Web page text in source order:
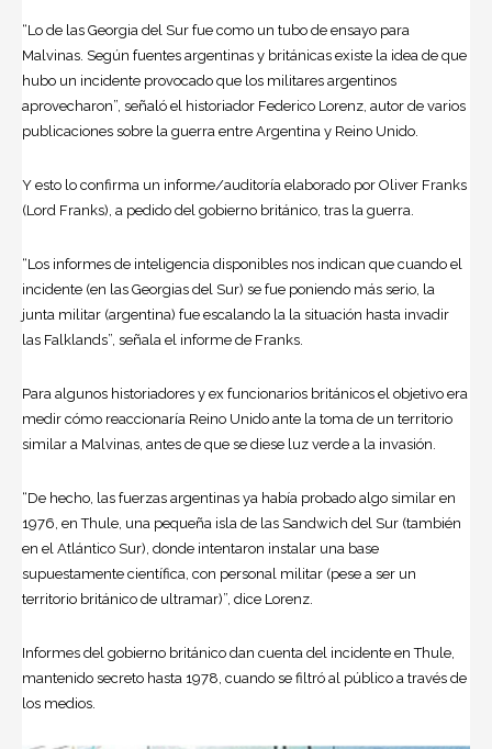
“Lo de las Georgia del Sur fue como un tubo de ensayo para
Malvinas. Según fuentes argentinas y británicas existe la idea de que
hubo un incidente provocado que los militares argentinos
aprovecharon”, señaló el historiador Federico Lorenz, autor de varios
publicaciones sobre la guerra entre Argentina y Reino Unido.
Y esto lo confirma un informe/auditoría elaborado por Oliver Franks
(Lord Franks), a pedido del gobierno británico, tras la guerra.
“Los informes de inteligencia disponibles nos indican que cuando el
incidente (en las Georgias del Sur) se fue poniendo más serio, la
junta militar (argentina) fue escalando la la situación hasta invadir
las Falklands”, señala el informe de Franks.
Para algunos historiadores y ex funcionarios británicos el objetivo era
medir cómo reaccionaría Reino Unido ante la toma de un territorio
similar a Malvinas, antes de que se diese luz verde a la invasión.
“De hecho, las fuerzas argentinas ya había probado algo similar en
1976, en Thule, una pequeña isla de las Sandwich del Sur (también
en el Atlántico Sur), donde intentaron instalar una base
supuestamente científica, con personal militar (pese a ser un
territorio británico de ultramar)”, dice Lorenz.
Informes del gobierno británico dan cuenta del incidente en Thule,
mantenido secreto hasta 1978, cuando se filtró al público a través de
los medios.